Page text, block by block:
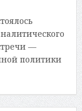
—
политики